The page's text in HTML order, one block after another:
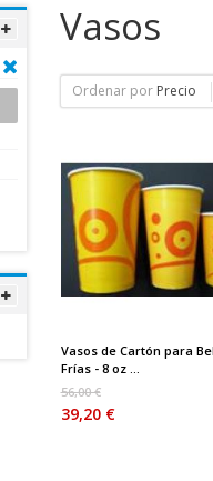
Vasos
Ordenar por Precio
Vasos de Cartón para
Frías - 8 oz ...
56,00 €
39,20 €